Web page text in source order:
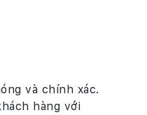
và chính xác.
hàng với